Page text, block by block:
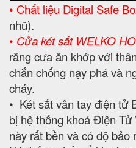
• Chất liệu Digital Safe
nhũ).
• Cửa két sắt WELKO
răng cưa ăn khớp với
chắn chống nạy phá và
cháy.
• Két sắt vân tay điện tử
bị hệ thống khoá Điện Tử
này rất bền và có độ